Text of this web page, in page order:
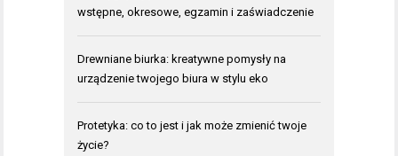
wstępne, okresowe, egzamin i zaświadczenie
Drewniane biurka: kreatywne pomysły na
urządzenie twojego biura w stylu eko
Protetyka: co to jest i jak może zmienić twoje
życie?